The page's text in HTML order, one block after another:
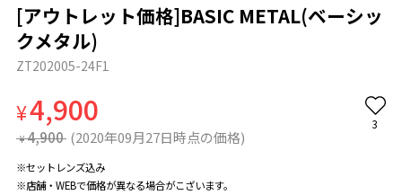
[アウトレット価格]BASIC METAL(ベーシッ
クメタル)
ZT202005-24F1
¥4,900
¥ 4,900 (2020年09月27日時点の価格)
3
※セットレンズ込み
※店舗・WEBで価格が異なる場合がこざいます。